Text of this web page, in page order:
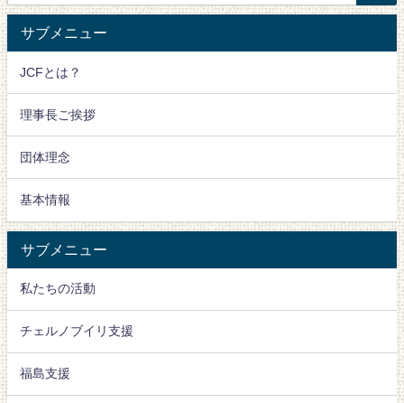
サブメニュー
JCFとは？
理事長ご挨拶
団体理念
基本情報
サブメニュー
私たちの活動
チェルノブイリ支援
福島支援